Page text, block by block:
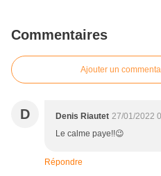
Commentaires
Ajouter un
D Denis Riautet 27/01/2022
Le calme paye!!😉
Répondre